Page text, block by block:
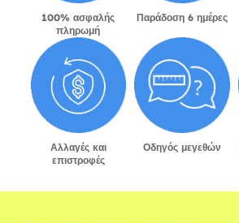
100% ασφαλής
πληρωμή
Παράδοση 6 ημέρες
Αλλαγές και
επιστροφές
Οδηγός μεγεθών